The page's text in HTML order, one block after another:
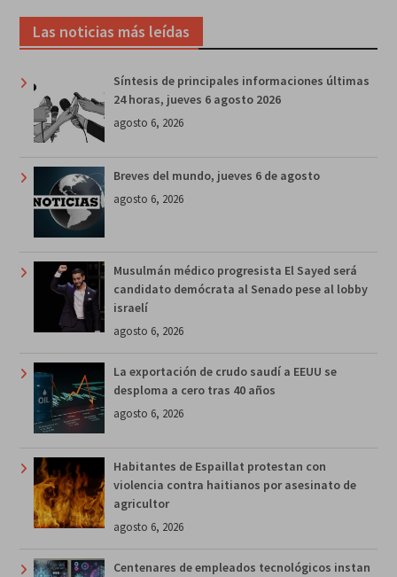
Las noticias más leídas
Síntesis de principales informaciones últimas
24 horas, jueves 6 agosto 2026
agosto 6, 2026
Breves del mundo, jueves 6 de agosto
agosto 6, 2026
Musulmán médico progresista El Sayed será
candidato demócrata al Senado pese al lobby
israelí
agosto 6, 2026
La exportación de crudo saudí a EEUU se
desploma a cero tras 40 años
agosto 6, 2026
Habitantes de Espaillat protestan con
violencia contra haitianos por asesinato de
agricultor
agosto 6, 2026
Centenares de empleados tecnológicos instan